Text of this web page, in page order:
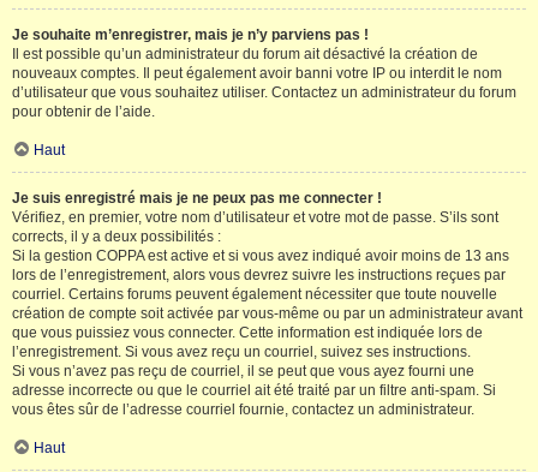
Je souhaite m’enregistrer, mais je n’y parviens pas !
Il est possible qu’un administrateur du forum ait désactivé la création de
nouveaux comptes. Il peut également avoir banni votre IP ou interdit le nom
d’utilisateur que vous souhaitez utiliser. Contactez un administrateur du forum
pour obtenir de l’aide.
Haut
Je suis enregistré mais je ne peux pas me connecter !
Vérifiez, en premier, votre nom d’utilisateur et votre mot de passe. S’ils sont
corrects, il y a deux possibilités :
Si la gestion COPPA est active et si vous avez indiqué avoir moins de 13 ans
lors de l’enregistrement, alors vous devrez suivre les instructions reçues par
courriel. Certains forums peuvent également nécessiter que toute nouvelle
création de compte soit activée par vous-même ou par un administrateur avant
que vous puissiez vous connecter. Cette information est indiquée lors de
l’enregistrement. Si vous avez reçu un courriel, suivez ses instructions.
Si vous n’avez pas reçu de courriel, il se peut que vous ayez fourni une
adresse incorrecte ou que le courriel ait été traité par un filtre anti-spam. Si
vous êtes sûr de l’adresse courriel fournie, contactez un administrateur.
Haut